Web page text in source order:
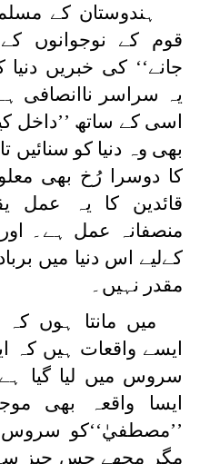
ہندوستان کے
قوم کے نوجوانوں کے
جانے‘‘ کی خبریں
یہ سراسر ناانصافی
اسی کے ساتھ ’’داخل
بھی وہ دنیا کو سنائیں
کا دوسرا رُخ بھی
قائدین کا یہ عمل
منصفانہ عمل ہے۔
کےلیے اس دنیا میں
مقدر نہیں۔
میں مانتا ہوں
ایسے واقعات ہیں کہ
سروس میں لیا گیا
ایسا واقعہ بھی
’’مصطفيٰ‘‘کو سروس
مگر مجھے جس چیز سے